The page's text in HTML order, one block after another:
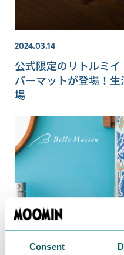
Consent
2024.03.14
公式限定のリトルミ
バーマットが登場！
場